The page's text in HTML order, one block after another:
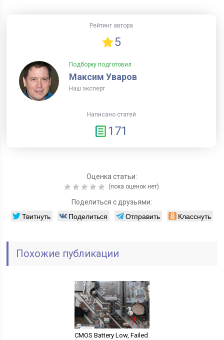
Рейтинг автора
5
Подборку подготовил
Максим Уваров
Наш эксперт
Написано статей
171
Оценка статьи:
(пока оценок нет)
Поделиться с друзьями:
Твитнуть Поделиться Отправить Класснуть
Похожие публикации
CMOS Battery Low, Failed